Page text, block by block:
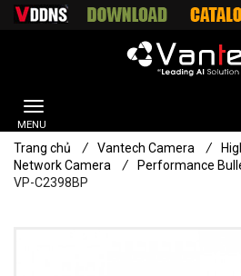
Trang chủ / Vantech Camera /
Network Camera
/ Performance
VP-C2398BP